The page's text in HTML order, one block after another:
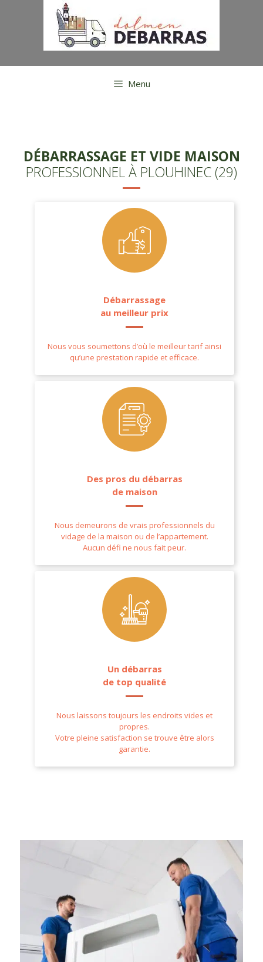
Menu
DÉBARRASSAGE ET VIDE MAISON
PROFESSIONNEL À PLOUHINEC (29)
Débarrassage
au meilleur prix
Nous vous soumettons d’où le meilleur tarif ainsi
qu’une prestation rapide et efficace.
Des pros du débarras
de maison
Nous demeurons de vrais professionnels du
vidage de la maison ou de l’appartement.
Aucun défi ne nous fait peur.
Un débarras
de top qualité
Nous laissons toujours les endroits vides et
propres.
Votre pleine satisfaction se trouve être alors
garantie.